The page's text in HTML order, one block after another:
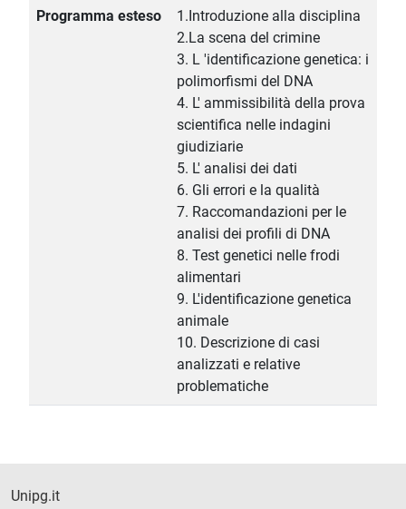
Programma esteso
1.Introduzione alla disciplina
2.La scena del crimine
3. L 'identificazione genetica: i
polimorfismi del DNA
4. L' ammissibilità della prova
scientifica nelle indagini
giudiziarie
5. L' analisi dei dati
6. Gli errori e la qualità
7. Raccomandazioni per le
analisi dei profili di DNA
8. Test genetici nelle frodi
alimentari
9. L'identificazione genetica
animale
10. Descrizione di casi
analizzati e relative
problematiche
Unipg.it